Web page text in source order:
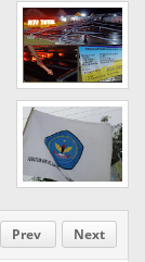
Prev Next